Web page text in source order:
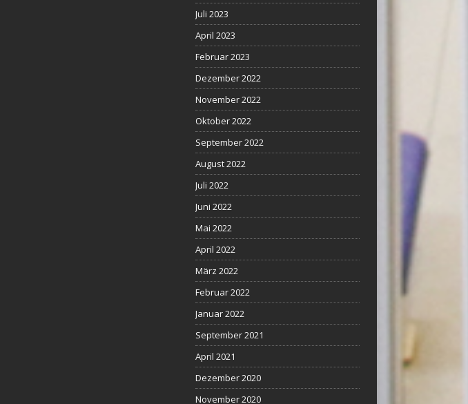
Juli 2023
April 2023
Februar 2023
Dezember 2022
November 2022
Oktober 2022
September 2022
August 2022
Juli 2022
Juni 2022
Mai 2022
April 2022
März 2022
Februar 2022
Januar 2022
September 2021
April 2021
Dezember 2020
November 2020